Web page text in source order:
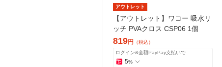
アウトレット
【アウトレット】ワコー 吸水リ
ッチ PVAクロス CSP06 1個
819円
（税込）
ログイン&全額PayPay支払いで
5%